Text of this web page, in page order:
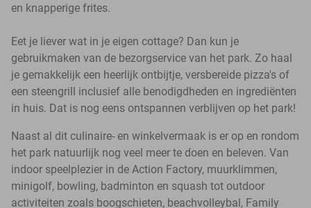
en knapperige frites.
Eet je liever wat in je eigen cottage? Dan kun je
gebruikmaken van de bezorgservice van het park. Zo haal
je gemakkelijk een heerlijk ontbijtje, versbereide pizza's of
een steengrill inclusief alle benodigdheden en ingrediënten
in huis. Dat is nog eens ontspannen verblijven op het park!
Naast al dit culinaire- en winkelvermaak is er op en rondom
het park natuurlijk nog veel meer te doen en beleven. Van
indoor speelplezier in de Action Factory, muurklimmen,
minigolf, bowling, badminton en squash tot outdoor
activiteiten zoals boogschieten, beachvolleybal, Family